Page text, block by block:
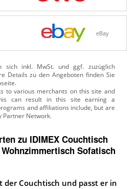
eBay
sich inkl. MwSt. und ggf. zuzüglich
Details zu den Angeboten finden Sie
zu IDIMEX Couchtisch
Sofatisch
der Couchtisch und passt er in